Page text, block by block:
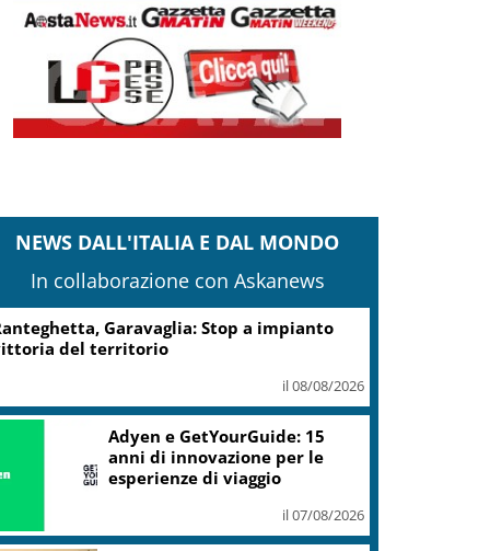
NEWS DALL'ITALIA E DAL MONDO
In collaborazione con Askanews
Turismo, Osservatorio
Telepass: +20% di interesse
il 07/08/2026
Liguria: 5,8 mln da piano Grandi
Beni Culturali
il 07/08/2026